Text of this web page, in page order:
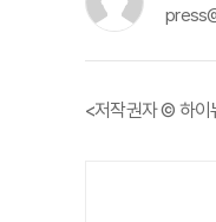
<저작권자 © 하이